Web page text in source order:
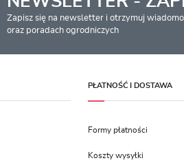
Zapisz się na newsletter i otrzymuj
oraz poradach ogrodniczych
PŁATNOŚĆ I DOSTAWA
Formy płatności
Koszty wysyłki